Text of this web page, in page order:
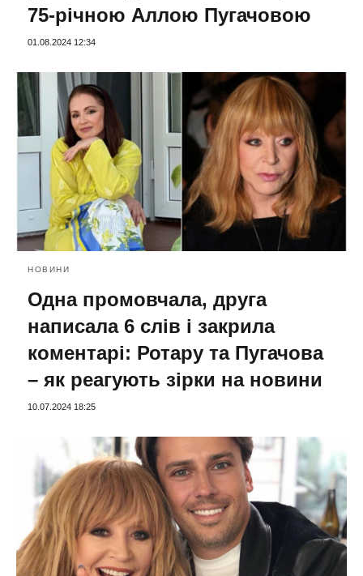
75-річною Аллою Пугачовою
01.08.2024 12:34
НОВИНИ
Одна промовчала, друга
написала 6 слів і закрила
коментарі: Ротару та Пугачова
– як реагують зірки на новини
10.07.2024 18:25